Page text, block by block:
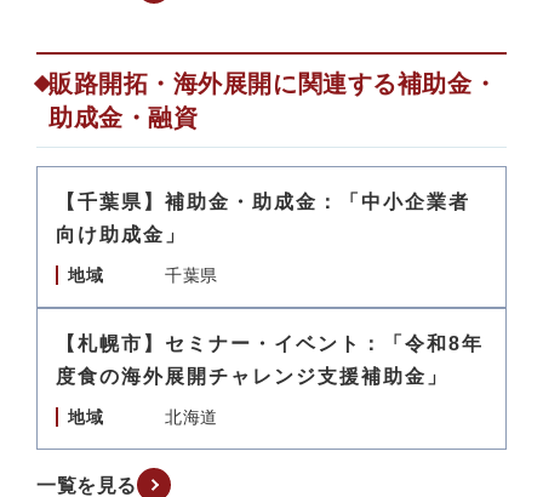
販路開拓・海外展開に関連する補助金・
助成金・融資
【千葉県】補助金・助成金：「中小企業者
向け助成金」
地域 千葉県
【札幌市】セミナー・イベント：「令和8年
度食の海外展開チャレンジ支援補助金」
地域 北海道
一覧を見る